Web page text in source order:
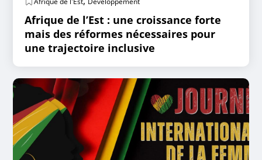
Afrique de l’Est : une croissance forte
mais des réformes nécessaires pour
une trajectoire inclusive